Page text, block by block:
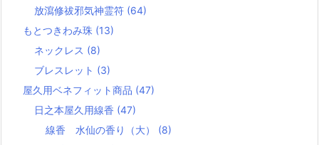
放瀉修祓邪気神霊符 (64)
もとつきわみ珠 (13)
ネックレス (8)
ブレスレット (3)
屋久用ベネフィット商品 (47)
日之本屋久用線香 (47)
線香 水仙の香り（大） (8)